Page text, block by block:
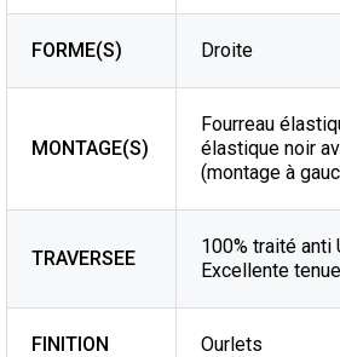
FORME(S) Droite
MONTAGE(S)
Fourreau
élastique noir
(montage à
TRAVERSEE
100% traité anti
Excellente
FINITION Ourlets